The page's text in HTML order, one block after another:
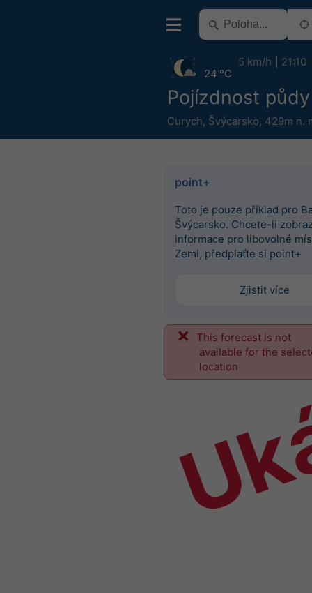
Pojízdnost
Curych, Švýcarsko, 429m n.
24 °C
5 km/h 21:10
point+
Toto je pouze příklad pro
Švýcarsko. Chcete-li
informace pro libovolné
Zemi, předplaťte si point+
Zjistit více
This forecast is not
available for the
location